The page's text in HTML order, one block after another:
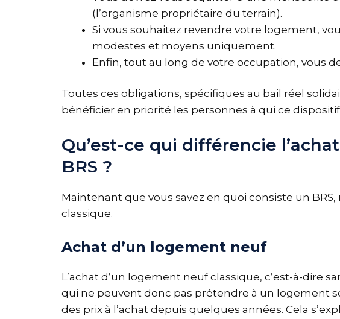
(l’organisme propriétaire du terrain).
Si vous souhaitez revendre votre logement,
modestes et moyens uniquement.
Enfin, tout au long de votre occupation, vous
Toutes ces obligations, spécifiques au bail réel
bénéficier en priorité les personnes à qui ce dispositif
Qu’est-ce qui différencie
BRS ?
Maintenant que vous savez en quoi consiste un
classique.
Achat d’un logement neuf
L’achat d’un logement neuf classique, c’est-à-dire
qui ne peuvent donc pas prétendre à un logement
des prix à l’achat depuis quelques années. Cela